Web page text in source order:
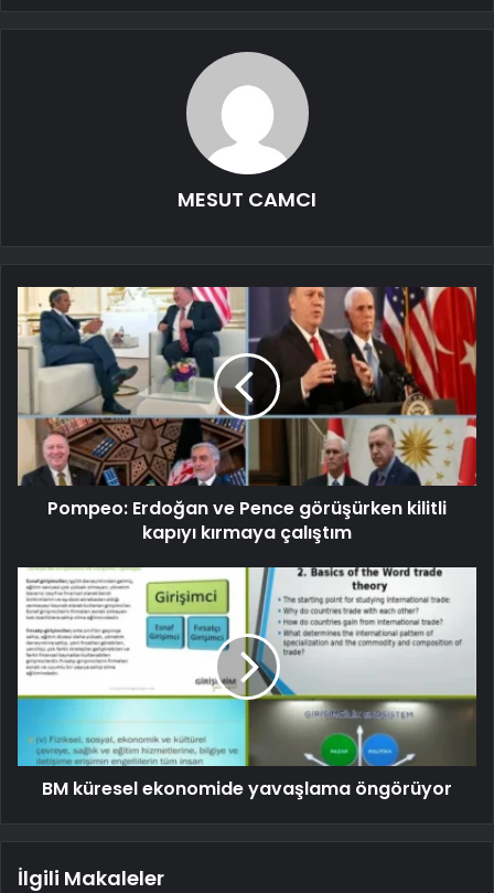
MESUT CAMCI
Pompeo: Erdoğan ve Pence görüşürken kilitli
kapıyı kırmaya çalıştım
BM küresel ekonomide yavaşlama öngörüyor
İlgili Makaleler